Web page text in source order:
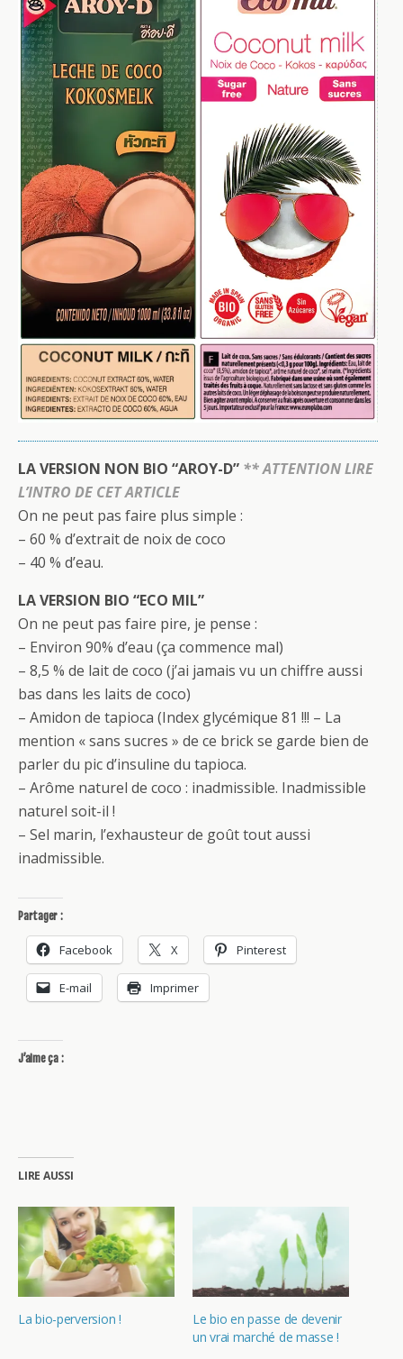
LA VERSION NON BIO “AROY-D” ** ATTENTION LIRE
L’INTRO DE CET ARTICLE
On ne peut pas faire plus simple :
– 60 % d’extrait de noix de coco
– 40 % d’eau.
LA VERSION BIO “ECO MIL”
On ne peut pas faire pire, je pense :
– Environ 90% d’eau (ça commence mal)
– 8,5 % de lait de coco (j’ai jamais vu un chiffre aussi
bas dans les laits de coco)
– Amidon de tapioca (Index glycémique 81 !!! – La
mention « sans sucres » de ce brick se garde bien de
parler du pic d’insuline du tapioca.
– Arôme naturel de coco : inadmissible. Inadmissible
naturel soit-il !
– Sel marin, l’exhausteur de goût tout aussi
inadmissible.
Partager :
Facebook X Pinterest
E-mail Imprimer
J’aime ça :
LIRE AUSSI
La bio-perversion !
Le bio en passe de devenir
un vrai marché de masse !